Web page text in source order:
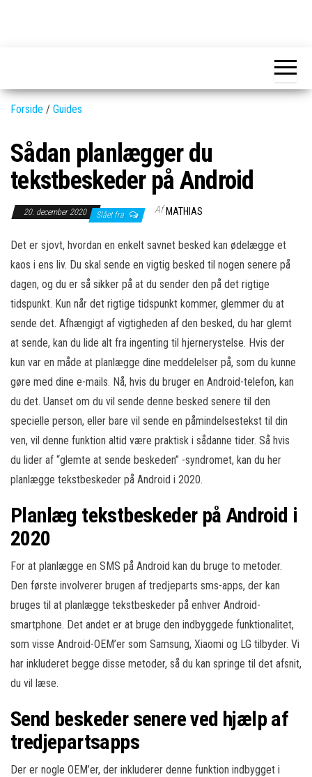
nyeste
Forside / Guides
Sådan planlægger du
tekstbeskeder på Android
20. december 2020 Slået fra Af MATHIAS
Det er sjovt, hvordan en enkelt savnet besked kan ødelægge et
kaos i ens liv. Du skal sende en vigtig besked til nogen senere på
dagen, og du er så sikker på at du sender den på det rigtige
tidspunkt. Kun når det rigtige tidspunkt kommer, glemmer du at
sende det. Afhængigt af vigtigheden af den besked, du har glemt
at sende, kan du lide alt fra ingenting til hjernerystelse. Hvis der
kun var en måde at planlægge dine meddelelser på, som du kunne
gøre med dine e-mails. Nå, hvis du bruger en Android-telefon, kan
du det. Uanset om du vil sende denne besked senere til den
specielle person, eller bare vil sende en påmindelsestekst til din
ven, vil denne funktion altid være praktisk i sådanne tider. Så hvis
du lider af “glemte at sende beskeden” -syndromet, kan du her
planlægge tekstbeskeder på Android i 2020.
Planlæg tekstbeskeder på Android i
2020
For at planlægge en SMS på Android kan du bruge to metoder.
Den første involverer brugen af tredjeparts sms-apps, der kan
bruges til at planlægge tekstbeskeder på enhver Android-
smartphone. Det andet er at bruge den indbyggede funktionalitet,
som visse Android-OEM’er som Samsung, Xiaomi og LG tilbyder. Vi
har inkluderet begge disse metoder, så du kan springe til det afsnit,
du vil læse.
Send beskeder senere ved hjælp af
tredjepartsapps
Der er nogle OEM’er, der inkluderer denne funktion indbygget i